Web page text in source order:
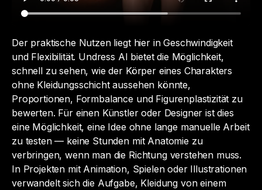
Der praktische Nutzen liegt hier in Geschwindigkeit
und Flexibilität. Undress AI bietet die Möglichkeit,
schnell zu sehen, wie der Körper eines Charakters
ohne Kleidungsschicht aussehen könnte,
Proportionen, Formbalance und Figurenplastizität zu
bewerten. Für einen Künstler oder Designer ist dies
eine Möglichkeit, eine Idee ohne lange manuelle Arbeit
zu testen — keine Stunden mit Anatomie zu
verbringen, wenn man die Richtung verstehen muss.
In Projekten mit Animation, Spielen oder Illustrationen
verwandelt sich die Aufgabe, Kleidung von einem